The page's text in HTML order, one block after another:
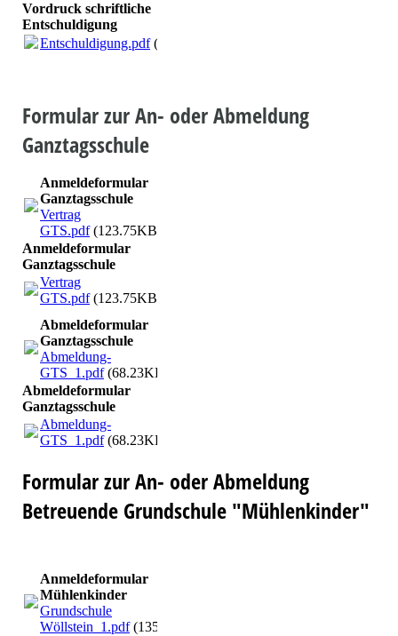
Vordruck schriftliche
Entschuldigung
Entschuldigung.pdf(15.45KB)
Formular zur An- oder Abmeldung
Ganztagsschule
Anmeldeformular
Ganztagsschule
Vertrag
GTS.pdf(123.75KB)
Anmeldeformular
Ganztagsschule
Vertrag
GTS.pdf(123.75KB)
Abmeldeformular
Ganztagsschule
Abmeldung-
GTS_1.pdf(68.23KB)
Abmeldeformular
Ganztagsschule
Abmeldung-
GTS_1.pdf(68.23KB)
Formular zur An- oder Abmeldung
Betreuende Grundschule "Mühlenkinder"
Anmeldeformular
Mühlenkinder
Grundschule
Wöllstein_1.pdf(135.19KB)